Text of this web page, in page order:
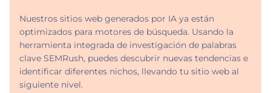
Nuestros sitios web generados por IA ya están
optimizados para motores de búsqueda. Usando la
herramienta integrada de investigación de palabras
clave SEMRush, puedes descubrir nuevas tendencias e
identificar diferentes nichos, llevando tu sitio web al
siguiente nivel.